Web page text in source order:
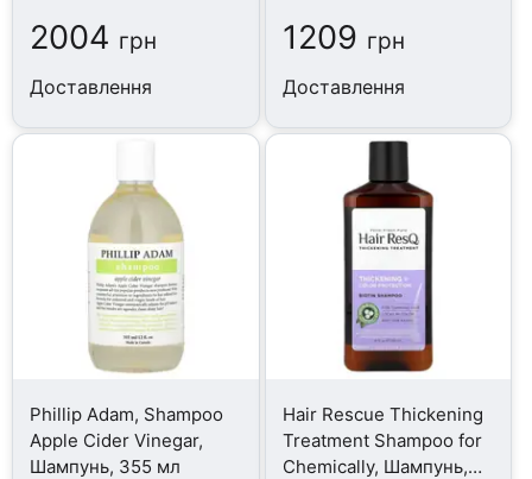
2004 грн
Доставлення
1209 грн
Доставлення
Phillip Adam, Shampoo
Apple Cider Vinegar,
Шампунь, 355 мл
Hair Rescue Thickening
Treatment Shampoo for
Chemically, Шампунь,